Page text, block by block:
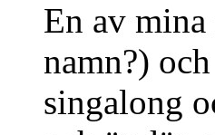
En av
namn?)
singalong